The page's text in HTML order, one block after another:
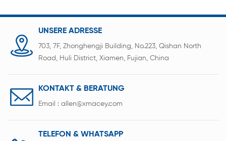
UNSERE ADRESSE
703, 7F, Zhonghengji Building, No.223, Qishan North
Road, Huli District, Xiamen, Fujian, China
KONTAKT & BERATUNG
Email : allen@xmacey.com
TELEFON & WHATSAPP